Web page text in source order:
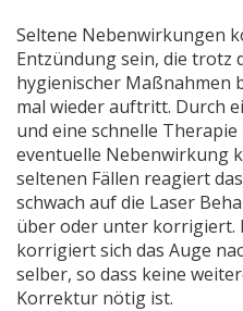
Seltene Nebenwirkungen
Entzündung sein, die trotz
hygienischer Maßnahmen
mal wieder auftritt. Durch
und eine schnelle
eventuelle Nebenwirkung
seltenen Fällen reagiert
schwach auf die Laser
über oder unter korrigiert.
korrigiert sich das Auge
selber, so dass keine
Korrektur nötig ist.